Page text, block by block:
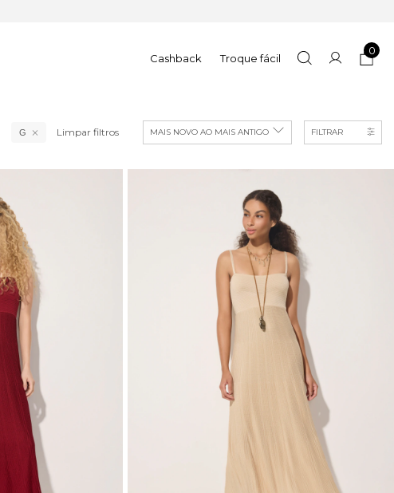
Cashback Troque fácil
0
G Limpar filtros FILTRAR